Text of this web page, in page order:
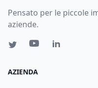
Pensato per le piccole
aziende.
AZIENDA